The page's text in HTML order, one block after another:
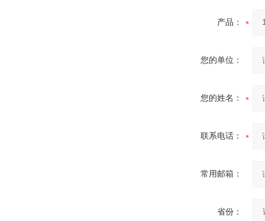
产品：
您的单位：
您的姓名：
联系电话：
常用邮箱：
省份：